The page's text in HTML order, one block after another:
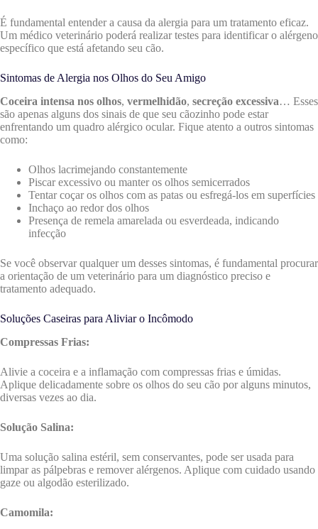
É fundamental entender a causa da alergia para um tratamento eficaz.
Um médico veterinário poderá realizar testes para identificar o alérgeno
específico que está afetando seu cão.
Sintomas de Alergia nos Olhos do Seu Amigo
Coceira intensa nos olhos, vermelhidão, secreção excessiva… Esses
são apenas alguns dos sinais de que seu cãozinho pode estar
enfrentando um quadro alérgico ocular. Fique atento a outros sintomas
como:
Olhos lacrimejando constantemente
Piscar excessivo ou manter os olhos semicerrados
Tentar coçar os olhos com as patas ou esfregá-los em superfícies
Inchaço ao redor dos olhos
Presença de remela amarelada ou esverdeada, indicando
infecção
Se você observar qualquer um desses sintomas, é fundamental procurar
a orientação de um veterinário para um diagnóstico preciso e
tratamento adequado.
Soluções Caseiras para Aliviar o Incômodo
Compressas Frias:
Alivie a coceira e a inflamação com compressas frias e úmidas.
Aplique delicadamente sobre os olhos do seu cão por alguns minutos,
diversas vezes ao dia.
Solução Salina:
Uma solução salina estéril, sem conservantes, pode ser usada para
limpar as pálpebras e remover alérgenos. Aplique com cuidado usando
gaze ou algodão esterilizado.
Camomila: